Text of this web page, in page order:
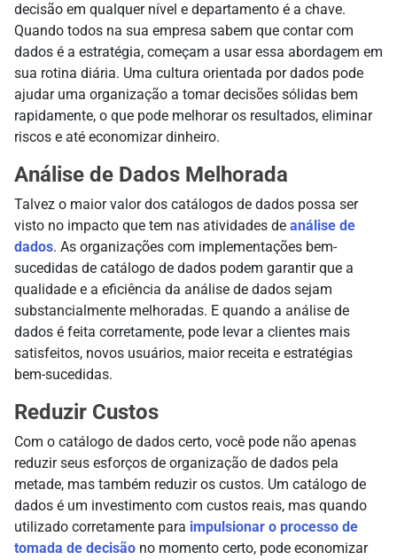
decisão em qualquer nível e departamento é a chave.
Quando todos na sua empresa sabem que contar com
dados é a estratégia, começam a usar essa abordagem em
sua rotina diária. Uma cultura orientada por dados pode
ajudar uma organização a tomar decisões sólidas bem
rapidamente, o que pode melhorar os resultados, eliminar
riscos e até economizar dinheiro.
Análise de Dados Melhorada
Talvez o maior valor dos catálogos de dados possa ser
visto no impacto que tem nas atividades de análise de
dados. As organizações com implementações bem-
sucedidas de catálogo de dados podem garantir que a
qualidade e a eficiência da análise de dados sejam
substancialmente melhoradas. E quando a análise de
dados é feita corretamente, pode levar a clientes mais
satisfeitos, novos usuários, maior receita e estratégias
bem-sucedidas.
Reduzir Custos
Com o catálogo de dados certo, você pode não apenas
reduzir seus esforços de organização de dados pela
metade, mas também reduzir os custos. Um catálogo de
dados é um investimento com custos reais, mas quando
utilizado corretamente para impulsionar o processo de
tomada de decisão no momento certo, pode economizar